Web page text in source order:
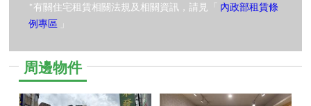
*有關住宅租賃相關法規及相關資訊，請見「 內政部租賃條
例專區 」
周邊物件